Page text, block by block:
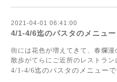
2021-04-01 06:41:00
4/1-4/6迄のパスタのメニュー
街には花色が増えてきて、春爛漫
散歩がてらにご近所のレストラン
4/1-4/6迄のパスタのメニューで